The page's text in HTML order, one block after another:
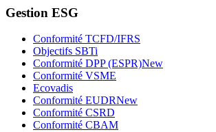
Gestion ESG
Conformité TCFD/IFRS
Objectifs SBTi
Conformité DPP (ESPR)New
Conformité VSME
Ecovadis
Conformité EUDRNew
Conformité CSRD
Conformité CBAM